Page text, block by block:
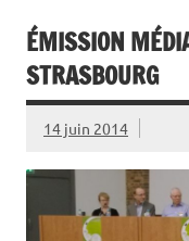
ÉMISSION
STRASBOURG
14 juin 2014